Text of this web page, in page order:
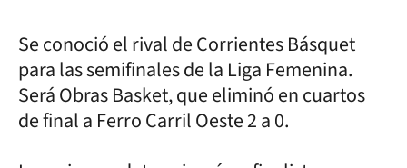
Se conoció el rival de Corrientes Básquet
para las semifinales de la Liga Femenina.
Será Obras Basket, que eliminó en cuartos
de final a Ferro Carril Oeste 2 a 0.